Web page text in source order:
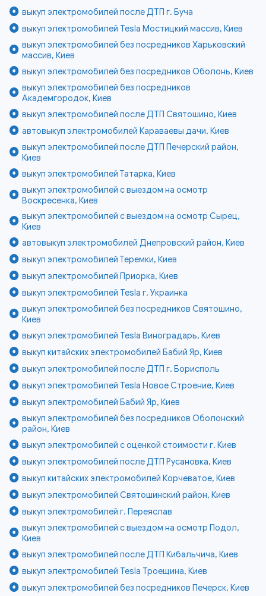
выкуп электромобилей после ДТП г. Буча
выкуп электромобилей Tesla Мостицкий массив, Киев
выкуп электромобилей без посредников Харьковский
массив, Киев
выкуп электромобилей без посредников Оболонь, Киев
выкуп электромобилей без посредников
Академгородок, Киев
выкуп электромобилей после ДТП Святошино, Киев
автовыкуп электромобилей Караваевы дачи, Киев
выкуп электромобилей после ДТП Печерский район,
Киев
выкуп электромобилей Татарка, Киев
выкуп электромобилей с выездом на осмотр
Воскресенка, Киев
выкуп электромобилей с выездом на осмотр Сырец,
Киев
автовыкуп электромобилей Днепровский район, Киев
выкуп электромобилей Теремки, Киев
выкуп электромобилей Приорка, Киев
выкуп электромобилей Tesla г. Украинка
выкуп электромобилей без посредников Святошино,
Киев
выкуп электромобилей Tesla Виноградарь, Киев
выкуп китайских электромобилей Бабий Яр, Киев
выкуп электромобилей после ДТП г. Борисполь
выкуп электромобилей Tesla Новое Строение, Киев
выкуп электромобилей Бабий Яр, Киев
выкуп электромобилей без посредников Оболонский
район, Киев
выкуп электромобилей с оценкой стоимости г. Киев
выкуп электромобилей после ДТП Русановка, Киев
выкуп китайских электромобилей Корчеватое, Киев
выкуп электромобилей Святошинский район, Киев
выкуп электромобилей г. Переяслав
выкуп электромобилей с выездом на осмотр Подол,
Киев
выкуп электромобилей после ДТП Кибальчича, Киев
выкуп электромобилей Tesla Троещина, Киев
выкуп электромобилей без посредников Печерск, Киев